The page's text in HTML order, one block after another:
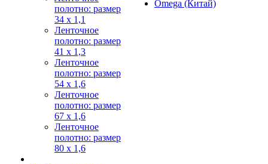
полотно: размер
34 х 1,1
Ленточное
полотно: размер
41 х 1,3
Ленточное
полотно: размер
54 х 1,6
Ленточное
полотно: размер
67 х 1,6
Ленточное
полотно: размер
80 х 1,6
Omega (Китай)